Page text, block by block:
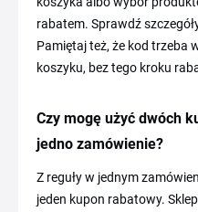
rabatem. Sprawdź
Pamiętaj też, że kod trzeba
koszyku, bez tego kroku
Czy mogę użyć dwóch
jedno zamówienie?
Z reguły w jednym
jeden kupon rabatowy.